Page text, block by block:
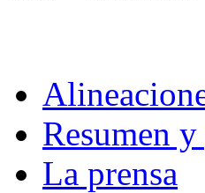
Resumen
La prensa